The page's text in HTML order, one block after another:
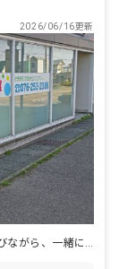
2026/06/16更新
年休115日♪脳科学に基づく療育を学びながら、一緒に働きませんか？